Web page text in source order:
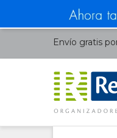
Envío gratis